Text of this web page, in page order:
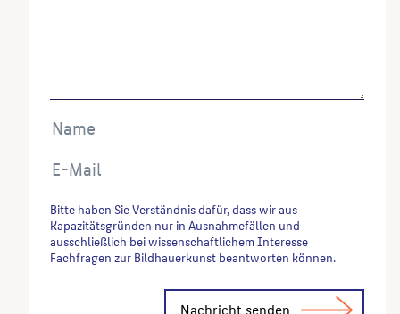
Bitte haben Sie Verständnis dafür, dass wir aus
Kapazitätsgründen nur in Ausnahmefällen und
ausschließlich bei wissenschaftlichem Interesse
Fachfragen zur Bildhauerkunst beantworten können.